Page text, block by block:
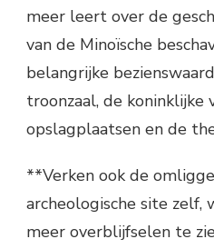
meer leert over de
van de Minoïsche
belangrijke
troonzaal, de koninklijke
opslagplaatsen en de
**Verken ook de
archeologische site zelf,
meer overblijfselen te